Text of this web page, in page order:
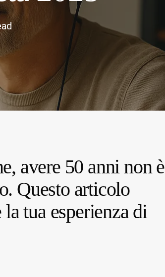
avere 50 anni non è
Questo articolo
tua esperienza di